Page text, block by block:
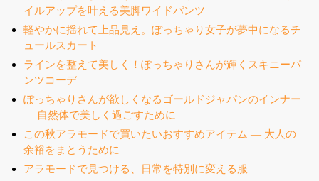
イルアップを叶える美脚ワイドパンツ
軽やかに揺れて上品見え。ぽっちゃり女子が夢中になるチ
ュールスカート
ラインを整えて美しく！ぽっちゃりさんが輝くスキニーパ
ンツコーデ
ぽっちゃりさんが欲しくなるゴールドジャパンのインナー
― 自然体で美しく過ごすために
この秋アラモードで買いたいおすすめアイテム ― 大人の
余裕をまとうために
アラモードで見つける、日常を特別に変える服